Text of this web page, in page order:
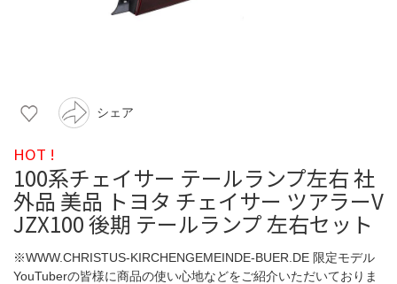
シェア
HOT !
100系チェイサー テールランプ左右 社
外品 美品 トヨタ チェイサー ツアラーV
JZX100 後期 テールランプ 左右セット
※WWW.CHRISTUS-KIRCHENGEMEINDE-BUER.DE 限定モデル
YouTuberの皆様に商品の使い心地などをご紹介いただいておりま